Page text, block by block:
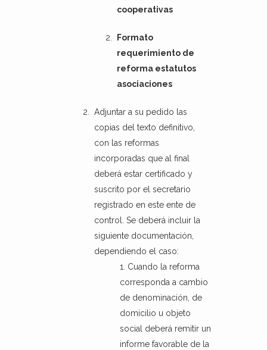
cooperativas
Formato
requerimiento de
reforma estatutos
asociaciones
Adjuntar a su pedido las
copias del texto definitivo,
con las reformas
incorporadas que al final
deberá estar certificado y
suscrito por el secretario
registrado en este ente de
control. Se deberá incluir la
siguiente documentación,
dependiendo el caso:
Cuando la reforma
corresponda a cambio
de denominación, de
domicilio u objeto
social deberá remitir un
informe favorable de la